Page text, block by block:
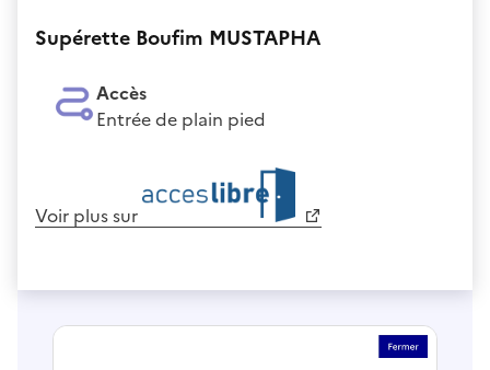
Supérette Boufim MUSTAPHA
Accès
Entrée de plain pied
Voir plus sur